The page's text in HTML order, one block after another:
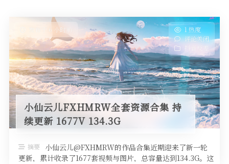
抖音反差
机构写真
海外写真
足控资源
发布于 6 小时前
1 热度
评论关闭
抖音反差
小仙云儿FXHMRW全套资源合集 持
续更新 1677V 134.3G
摘要
小仙云儿@FXHMRW的作品合集近期迎来了新一轮
更新，累计收录了1677套视频与图片，总容量达到134.3G。这